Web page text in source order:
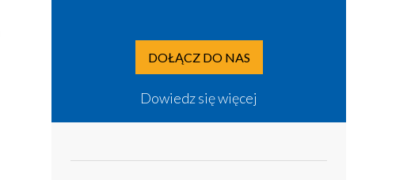
DOŁĄCZ DO NAS
Dowiedz się więcej